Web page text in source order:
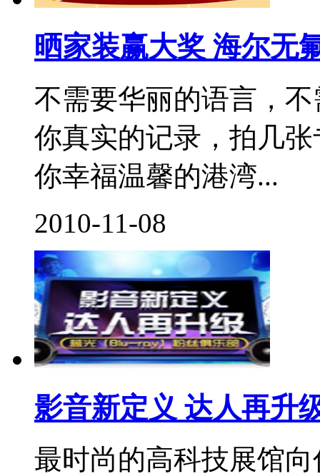
晒家装赢大奖 海尔无
不需要华丽的语言，
你真实的记录，拍几
你幸福温馨的港湾...
2010-11-08
影音新定义 达人再升
最时尚的高科技展馆